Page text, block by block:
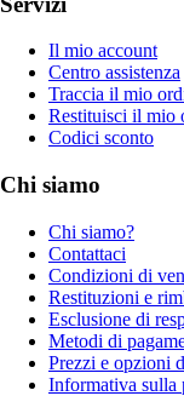
Il mio account
Centro assistenza
Traccia il mio
Restituisci il mio
Codici sconto
Chi siamo
Chi siamo?
Contattaci
Condizioni di
Restituzioni e
Esclusione di
Metodi di
Prezzi e opzioni
Informativa sulla